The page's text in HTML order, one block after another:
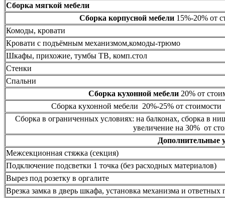
Сборка мягкой мебели
Сборка корпусной мебели15%-20% от
Комоды, кровати
Кровати с подъёмным механизмом,комоды-трюмо
Шкафы, прихожие, тумбы ТВ, комп.стол
Стенки
Спальни
Сборка кухонной мебели20% от
Сборка кухонной мебели 20%-25% от стоимости
Сборка в ограниченных условиях: на балконах, сборка в
увеличение на 30% от
Дополнительные
Межсекционная стяжка (секция)
Подключение подсветки 1 точка (без расходных материалов)
Вырез под розетку в оргалите
Врезка замка в дверь шкафа, установка механизма и ответных